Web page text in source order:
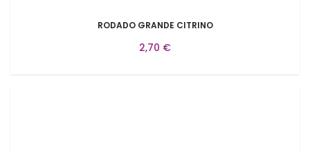
RODADO GRANDE CITRINO
2,70 €